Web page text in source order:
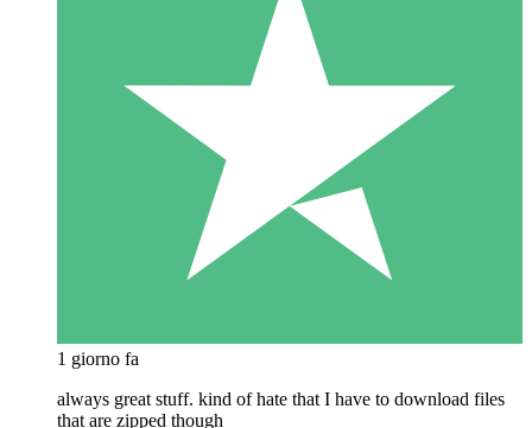
1 giorno fa
always great stuff. kind of hate that I have to download files
that are zipped though